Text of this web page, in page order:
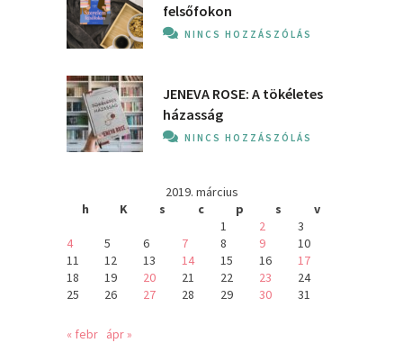
felsőfokon
NINCS HOZZÁSZÓLÁS
JENEVA ROSE: A ​tökéletes
házasság
NINCS HOZZÁSZÓLÁS
2019. március
h
K s c p s
v
1
2
3
4
5 6 7 8 9
10
11
12 13 14 15 16
17
18
19 20 21 22 23
24
25
26 27 28 29 30 31
« febr ápr »